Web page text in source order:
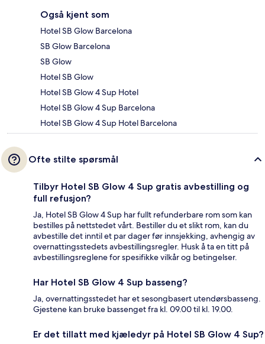
Også kjent som
Hotel SB Glow Barcelona
SB Glow Barcelona
SB Glow
Hotel SB Glow
Hotel SB Glow 4 Sup Hotel
Hotel SB Glow 4 Sup Barcelona
Hotel SB Glow 4 Sup Hotel Barcelona
Ofte stilte spørsmål
Tilbyr Hotel SB Glow 4 Sup gratis avbestilling og
full refusjon?
Ja, Hotel SB Glow 4 Sup har fullt refunderbare rom som kan
bestilles på nettstedet vårt. Bestiller du et slikt rom, kan du
avbestille det inntil et par dager før innsjekking, avhengig av
overnattingsstedets avbestillingsregler. Husk å ta en titt på
avbestillingsreglene for spesifikke vilkår og betingelser.
Har Hotel SB Glow 4 Sup basseng?
Ja, overnattingsstedet har et sesongbasert utendørsbasseng.
Gjestene kan bruke bassenget fra kl. 09.00 til kl. 19.00.
Er det tillatt med kjæledyr på Hotel SB Glow 4 Sup?